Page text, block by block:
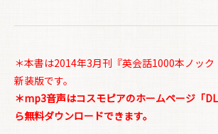
＊本書は2014年3月刊『英会話1000本ノッ
新装版です。
＊mp3音声はコスモピアのホームページ「
ら無料ダウンロードできます。